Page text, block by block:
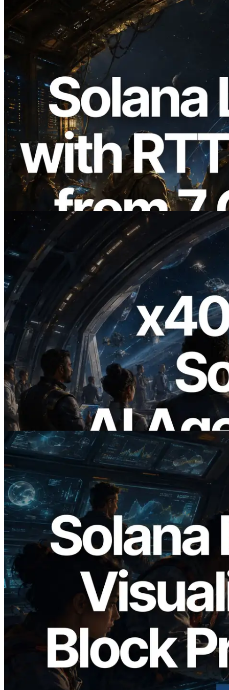
2026.08.05
ERPC ขยาย Solana Leader Slot API ด้วย
การวัด Ping จาก 7 Region ทั่วโลก พร้อม
เปิดตัว Validators Information API
2026.07.04
ERPC เปิดตัว Solana RPC ที่รองรับ x402
— ยุคที่ AI Agent จ่ายเงินให้ API ที่ต้องใช้
แบบ On Demand
อ่านบทความนี้
2026.05.24
Validators Solutions เปิดตัว Solana Block
Analyzer — แสดงเวลาการผลิตบล็อก
ระดับ slot และบาลิเดเตอร์ที่รับผิดชอบ